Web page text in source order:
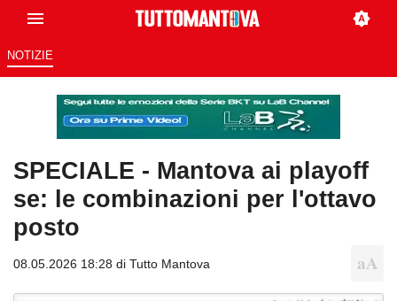
NOTIZIE
SPECIALE - Mantova ai playoff
se: le combinazioni per l'ottavo
posto
08.05.2026 18:28 di Tutto Mantova